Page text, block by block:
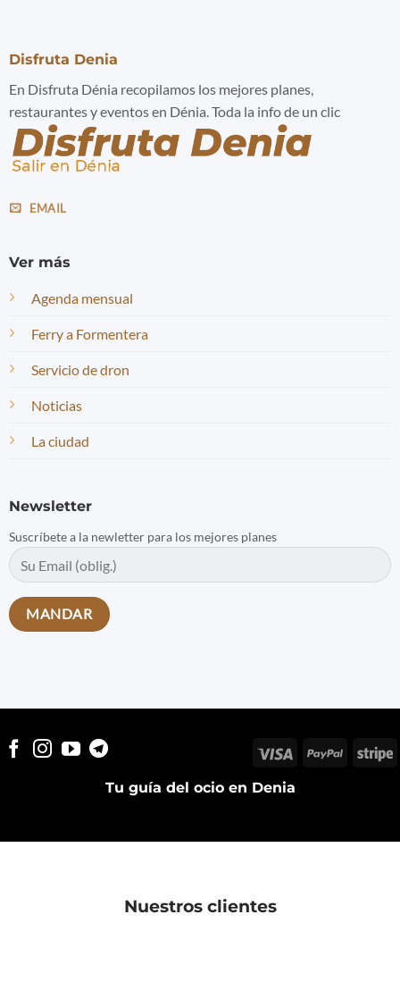
Disfruta Denia
En Disfruta Dénia recopilamos los mejores planes,
restaurantes y eventos en Dénia. Toda la info de un clic
EMAIL
Ver más
Agenda mensual
Ferry a Formentera
Servicio de dron
Noticias
La ciudad
Newsletter
Suscríbete a la newletter para los mejores planes
Tu guía del ocio en Denia
Visa PayPal
Nuestros clientes